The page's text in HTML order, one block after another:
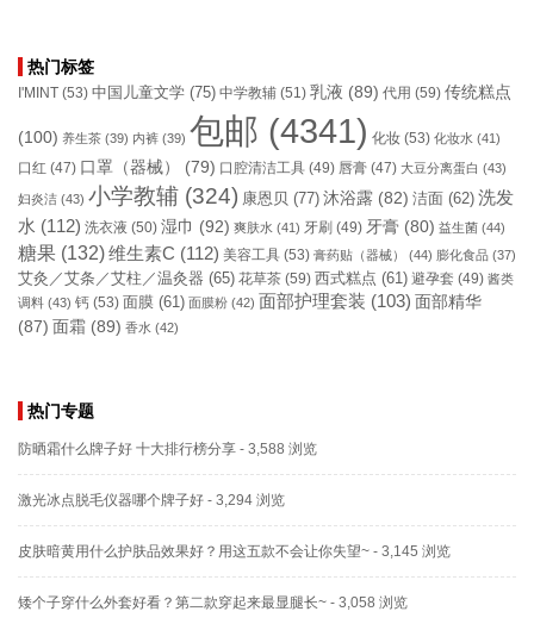
热门标签
I'MINT (53) 中国儿童文学 (75) 中学教辅 (51) 乳液 (89) 代用 (59) 传统糕点
(100) 养生茶 (39) 内裤 (39) 包邮 (4341) 化妆 (53) 化妆水 (41)
口红 (47) 口罩（器械） (79) 口腔清洁工具 (49) 唇膏 (47) 大豆分离蛋白 (43)
妇炎洁 (43) 小学教辅 (324) 康恩贝 (77) 沐浴露 (82) 洁面 (62) 洗发
水 (112) 洗衣液 (50) 湿巾 (92) 爽肤水 (41) 牙刷 (49) 牙膏 (80) 益生菌 (44)
糖果 (132)维生素C (112) 美容工具 (53) 膏药贴（器械） (44) 膨化食品 (37)
艾灸／艾条／艾柱／温灸器 (65) 花草茶 (59) 西式糕点 (61) 避孕套 (49) 酱类
调料 (43) 钙 (53) 面膜 (61) 面膜粉 (42) 面部护理套装 (103) 面部精华
(87) 面霜 (89) 香水 (42)
热门专题
防晒霜什么牌子好 十大排行榜分享 - 3,588 浏览
激光冰点脱毛仪器哪个牌子好 - 3,294 浏览
皮肤暗黄用什么护肤品效果好？用这五款不会让你失望~ - 3,145 浏览
矮个子穿什么外套好看？第二款穿起来最显腿长~ - 3,058 浏览